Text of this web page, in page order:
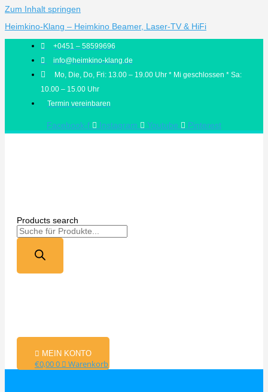
Zum Inhalt springen
Heimkino-Klang – Heimkino Beamer, Laser-TV & HiFi
+0451 – 58599696
info@heimkino-klang.de
Mo, Die, Do, Fri: 13.00 – 19.00 Uhr * Mi geschlossen * Sa:
10.00 – 15.00 Uhr
Termin vereinbaren
Facebook-f Instagram Youtube Pinterest
Products search
MEIN KONTO
€0,000 Warenkorb